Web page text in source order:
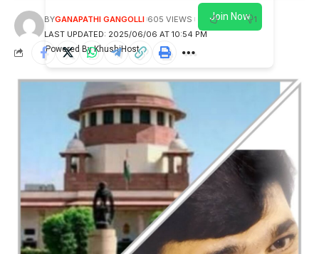
LAST UPDATED: 2025/06/06 AT 10:54 PM
BYGANAPATHI GANGOLLI 605 VIEWS 1
Join Now
Powered By KhushiHost